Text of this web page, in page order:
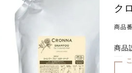
ク
商品
商品